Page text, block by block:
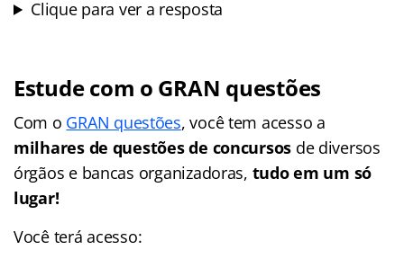
Clique para ver a resposta
Estude com o GRAN questões
Com o GRAN questões, você tem acesso a
milhares de questões de concursos de diversos
órgãos e bancas organizadoras, tudo em um só
lugar!
Você terá acesso: